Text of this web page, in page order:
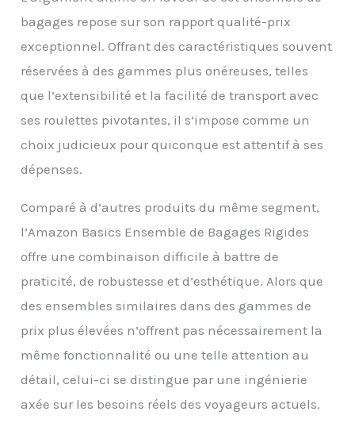
bagages repose sur son rapport qualité-prix
exceptionnel. Offrant des caractéristiques souvent
réservées à des gammes plus onéreuses, telles
que l’extensibilité et la facilité de transport avec
ses roulettes pivotantes, il s’impose comme un
choix judicieux pour quiconque est attentif à ses
dépenses.
Comparé à d’autres produits du même segment,
l’Amazon Basics Ensemble de Bagages Rigides
offre une combinaison difficile à battre de
praticité, de robustesse et d’esthétique. Alors que
des ensembles similaires dans des gammes de
prix plus élevées n’offrent pas nécessairement la
même fonctionnalité ou une telle attention au
détail, celui-ci se distingue par une ingénierie
axée sur les besoins réels des voyageurs actuels.